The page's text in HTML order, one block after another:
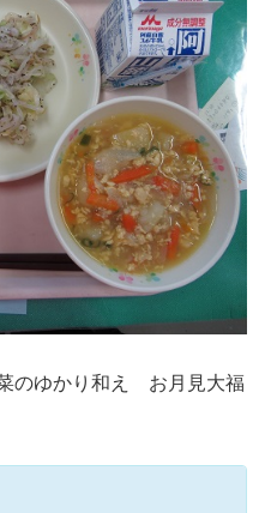
ゆかり和え お月見大福